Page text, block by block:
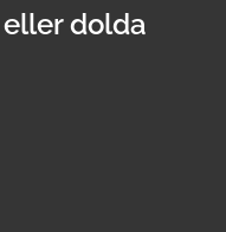
dolda